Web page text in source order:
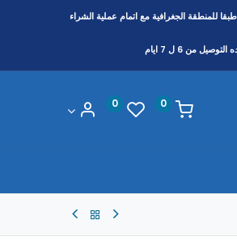
للمنطقةالجغرافية مع اتمام عملية الشراء
من 6 ل 7 ايام
0
0